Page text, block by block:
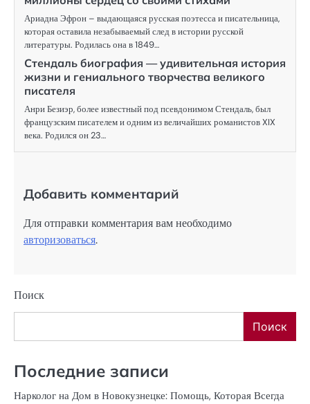
Ариадна Эфрон – выдающаяся русская поэтесса и писательница,
которая оставила незабываемый след в истории русской
литературы. Родилась она в 1849…
Стендаль биография — удивительная история
жизни и гениального творчества великого
писателя
Анри Безиэр, более известный под псевдонимом Стендаль, был
французским писателем и одним из величайших романистов XIX
века. Родился он 23…
Добавить комментарий
Для отправки комментария вам необходимо
авторизоваться.
Поиск
Поиск
Последние записи
Нарколог на Дом в Новокузнецке: Помощь, Которая Всегда